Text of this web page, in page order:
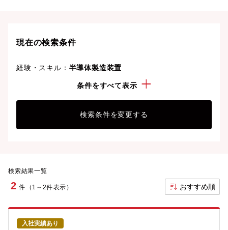
現在の検索条件
経験・スキル： 半導体製造装置
条件をすべて表示
検索条件を変更する
検索結果一覧
2 件（1～2件表示） おすすめ順
入社実績あり